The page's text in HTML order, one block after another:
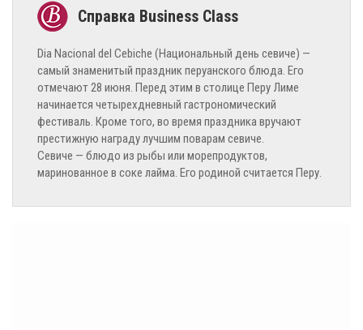
Dia Nacional del Cebiche (Национальный день севиче) —
самый знаменитый праздник перуанского блюда. Его
отмечают 28 июня. Перед этим в столице Перу Лиме
начинается четырехдневный гастрономический
фестиваль. Кроме того, во время праздника вручают
престижную награду лучшим поварам севиче.
Севиче — блюдо из рыбы или морепродуктов,
маринованное в соке лайма. Его родиной считается Перу.